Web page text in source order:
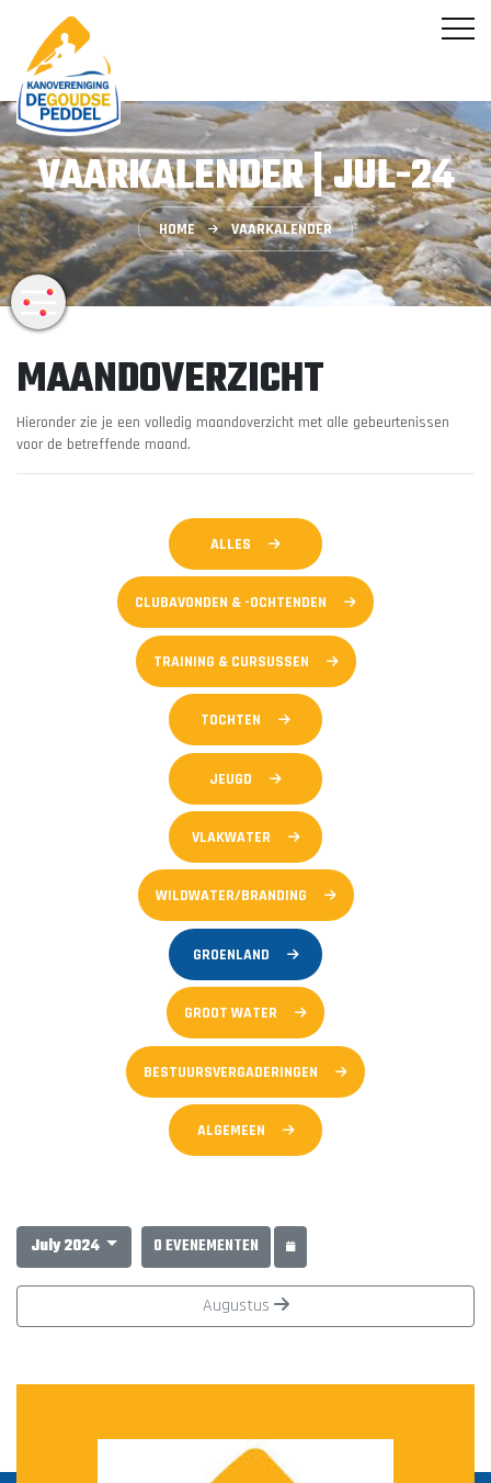
VAARKALENDER | JUL-24
HOME VAARKALENDER
MAANDOVERZICHT
Hieronder zie je een volledig maandoverzicht met alle gebeurtenissen
voor de betreffende maand.
ALLES
CLUBAVONDEN & -OCHTENDEN
TRAINING & CURSUSSEN
TOCHTEN
JEUGD
VLAKWATER
WILDWATER/BRANDING
GROENLAND
GROOT WATER
BESTUURSVERGADERINGEN
ALGEMEEN
July 2024 0 EVENEMENTEN
Augustus